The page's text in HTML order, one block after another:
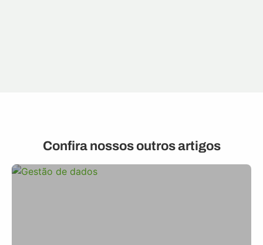
Confira nossos outros artigos